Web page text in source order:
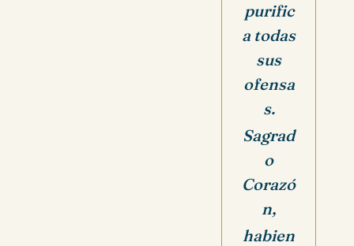
purific
a todas
sus
ofensa
s.
Sagrad
o
Corazó
n,
habien